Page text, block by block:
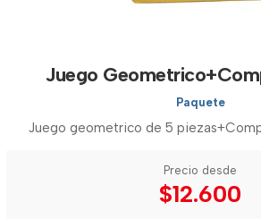
Juego
Paquete
Juego geometrico de 5
Precio desde
$12.600